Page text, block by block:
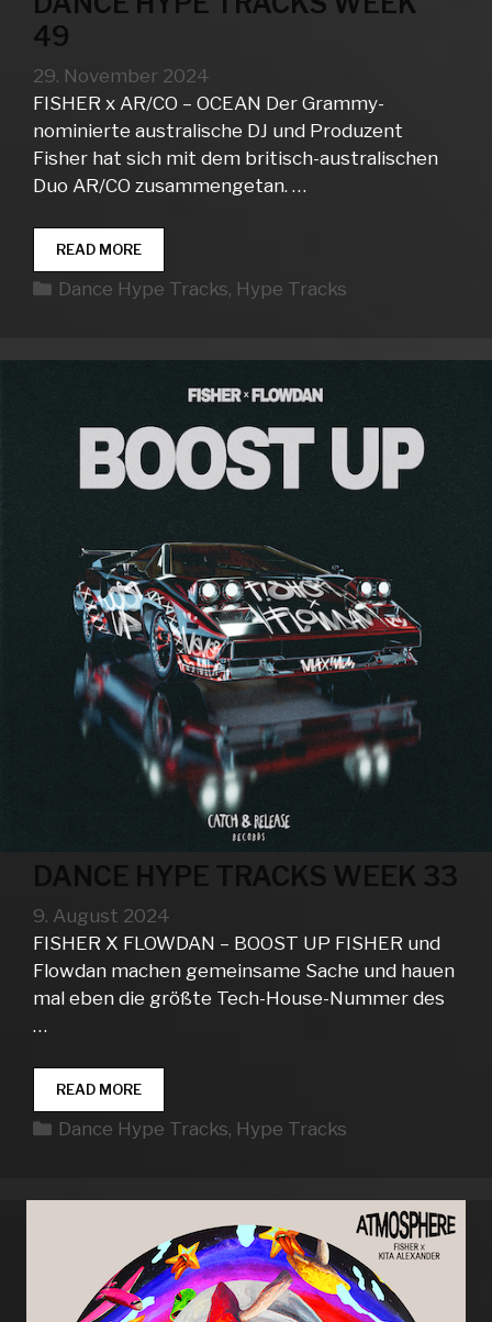
49
29. November 2024
FISHER x AR/CO – OCEAN Der Grammy-
nominierte australische DJ und Produzent
Fisher hat sich mit dem britisch-australischen
Duo AR/CO zusammengetan. …
READ MOREDANCE
HYPE
TRACKS
Kategorien
Dance Hype Tracks, Hype Tracks
DANCE HYPE TRACKS WEEK 33
9. August 2024
FISHER X FLOWDAN – BOOST UP FISHER und
Flowdan machen gemeinsame Sache und hauen
mal eben die größte Tech-House-Nummer des
…
READ MOREDANCE
HYPE
TRACKS
Kategorien
Dance Hype Tracks, Hype Tracks